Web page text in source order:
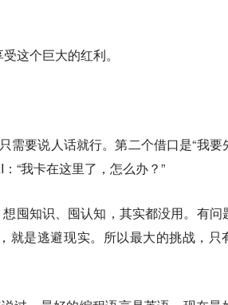
这个巨大的红利。
需要说人话就行。第二个借口是“我要
“我卡在这里了，怎么办？”
囤知识、囤认知，其实都没用。 有问
就是逃避现实。所以最大的挑战，只